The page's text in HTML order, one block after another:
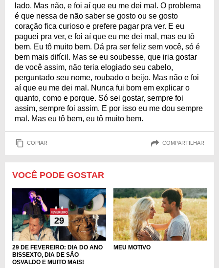
lado. Mas não, e foi aí que eu me dei mal. O problema
é que nessa de não saber se gosto ou se gosto
coração fica curioso e prefere pagar pra ver. E eu
paguei pra ver, e foi aí que eu me dei mal, mas eu tô
bem. Eu tô muito bem. Dá pra ser feliz sem você, só é
bem mais difícil. Mas se eu soubesse, que iria gostar
de você assim, não teria elogiado seu cabelo,
perguntado seu nome, roubado o beijo. Mas não e foi
aí que eu me dei mal. Nunca fui bom em explicar o
quanto, como e porque. Só sei gostar, sempre foi
assim, sempre foi assim. E por isso eu me dou sempre
mal. Mas eu tô bem, eu tô muito bem.
COPIAR COMPARTILHAR
VOCÊ PODE GOSTAR
29 DE FEVEREIRO: DIA DO ANO
BISSEXTO, DIA DE SÃO
OSVALDO E MUITO MAIS!
MEU MOTIVO